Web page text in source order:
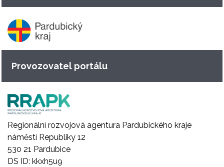
Provozovatel portálu
Regionální rozvojová agentura Pardubického kraje
náměstí Republiky 12
530 21 Pardubice
DS ID: kkxh5u9